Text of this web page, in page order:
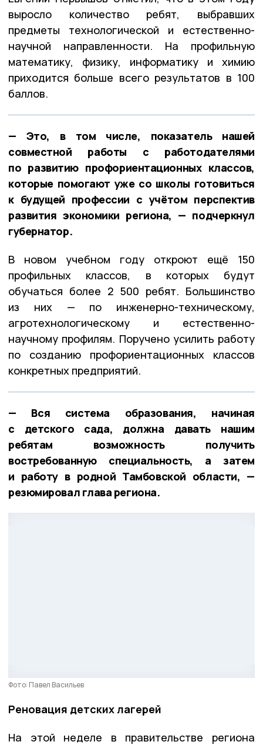
выросло количество ребят, выбравших
предметы технологической и естественно-
научной направленности. На профильную
математику, физику, информатику и химию
приходится больше всего результатов в 100
баллов.
— Это, в том числе, показатель нашей
совместной работы с работодателями
по развитию профориентационных классов,
которые помогают уже со школы готовиться
к будущей профессии с учётом перспектив
развития экономики региона, — подчеркнул
губернатор.
В новом учебном году откроют ещё 150
профильных классов, в которых будут
обучаться более 2 500 ребят. Большинство
из них — по инженерно-техническому,
агротехнологическому и естественно-
научному профилям. Поручено усилить работу
по созданию профориентационных классов
конкретных предприятий.
— Вся система образования, начиная
с детского сада, должна давать нашим
ребятам возможность получить
востребованную специальность, а затем
и работу в родной Тамбовской области, —
резюмировал глава региона.
Фото: Павел Васильев
Реновация детских лагерей
На этой неделе в правительстве региона